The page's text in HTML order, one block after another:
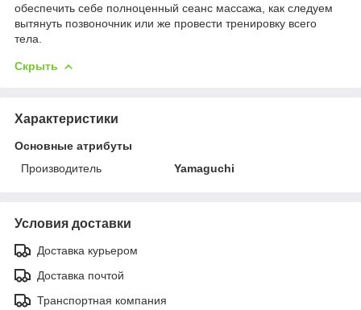
обеспечить себе полноценный сеанс массажа, как следуем
вытянуть позвоночник или же провести тренировку всего
тела.
Скрыть
Характеристики
Основные атрибуты
Производитель
Yamaguchi
Условия доставки
Доставка курьером
Доставка почтой
Транспортная компания